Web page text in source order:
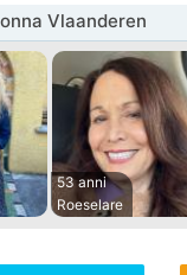
Vlaanderen
53 anni
Roeselare